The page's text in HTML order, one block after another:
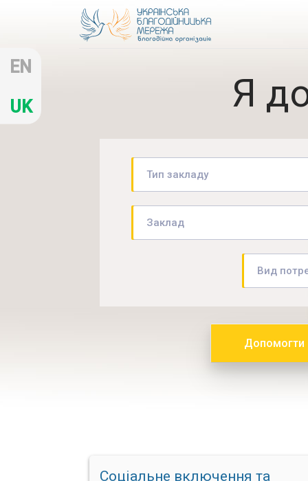
Я
Тип закладу
Заклад
Вид
Допомогти
Соціальне включення та
EN
UK